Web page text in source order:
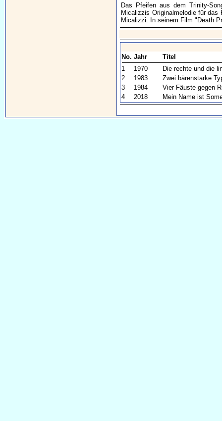
Das Pfeifen aus dem Trinity-
Micalizzis Originalmelodie für das
Micalizzi. In seinem Film "Death
No. Jahr
Titel
1
1970
Die rechte und die
2
1983
Zwei bärenstarke
3
1984
Vier Fäuste gegen
4
2018 Mein Name ist